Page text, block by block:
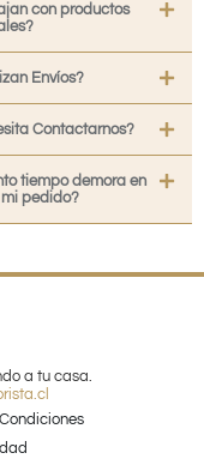
con productos
Envíos?
Contactarnos?
tiempo demora en
mi pedido?
a tu casa.